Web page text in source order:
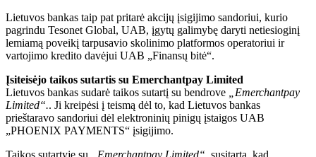
Lietuvos bankas taip pat pritarė akcijų įsigijimo sandoriui, kurio
pagrindu Tesonet Global, UAB, įgytų galimybę daryti netiesioginį
lemiamą poveikį tarpusavio skolinimo platformos operatoriui ir
vartojimo kredito davėjui UAB „Finansų bitė“.
Įsiteisėjo taikos sutartis su Emerchantpay Limited
Lietuvos bankas sudarė taikos sutartį su bendrove
„Emerchantpay
Limited“.. Ji kreipėsi į teismą dėl to, kad Lietuvos bankas
prieštaravo sandoriui dėl elektroninių pinigų įstaigos UAB
„PHOENIX PAYMENTS“ įsigijimo.
Taikos sutartyje su
„Emerchantpay Limited“. susitarta, kad